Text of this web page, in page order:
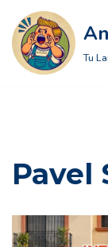
Saltar
al
Tu
Pavel